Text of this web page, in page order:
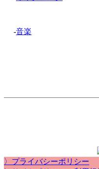
-音楽
〉プライバシーポリシー